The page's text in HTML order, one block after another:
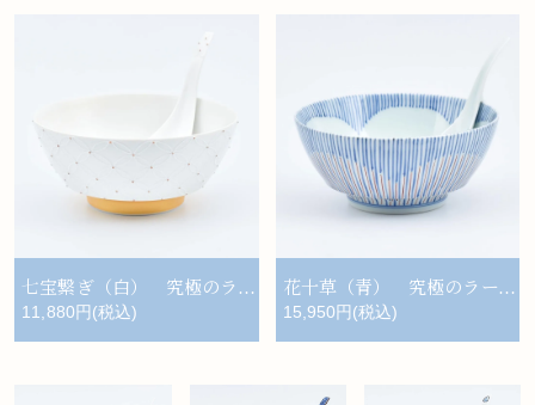
七宝繋ぎ（白） 究極のラーメン鉢レンゲセット
11,880円(税込)
花十草（青） 究極のラーメン鉢レンゲセット
15,950円(税込)